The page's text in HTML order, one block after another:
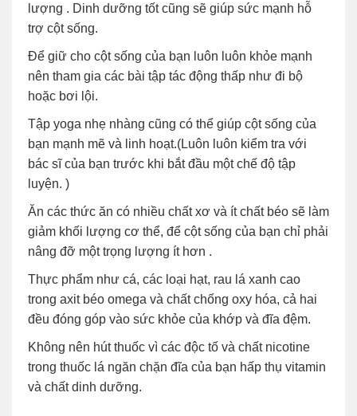
lượng . Dinh dưỡng tốt cũng sẽ giúp sức mạnh hỗ
trợ cột sống.
Để giữ cho cột sống của bạn luôn luôn khỏe mạnh
nên tham gia các bài tập tác động thấp như đi bộ
hoặc bơi lội.
Tập yoga nhẹ nhàng cũng có thể giúp cột sống của
bạn mạnh mẽ và linh hoạt.(Luôn luôn kiểm tra với
bác sĩ của bạn trước khi bắt đầu một chế độ tập
luyện. )
Ăn các thức ăn có nhiều chất xơ và ít chất béo sẽ làm
giảm khối lượng cơ thể, để cột sống của bạn chỉ phải
nâng đỡ một trọng lượng ít hơn .
Thực phẩm như cá, các loại hạt, rau lá xanh cao
trong axit béo omega và chất chống oxy hóa, cả hai
đều đóng góp vào sức khỏe của khớp và đĩa đệm.
Không nên hút thuốc vì các độc tố và chất nicotine
trong thuốc lá ngăn chặn đĩa của bạn hấp thụ vitamin
và chất dinh dưỡng.